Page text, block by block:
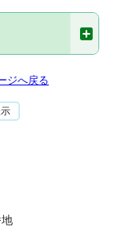
ジへ戻る